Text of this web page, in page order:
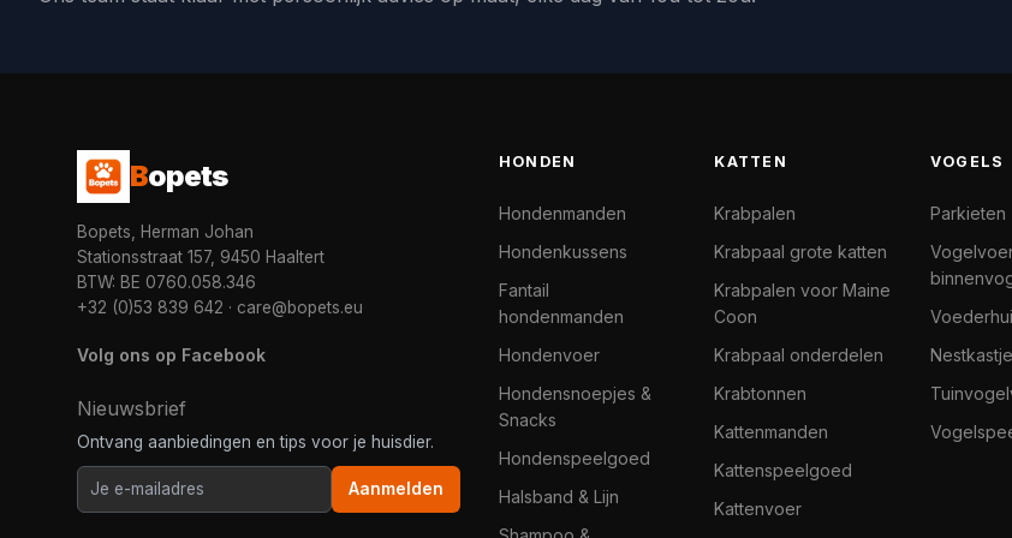
Bopets
Bopets, Herman Johan
Stationsstraat 157, 9450 Haaltert
BTW: BE 0760.058.346
+32 (0)53 839 642 · care@bopets.eu
Volg ons op Facebook
Nieuwsbrief
Ontvang aanbiedingen en tips voor je huisdier.
Aanmelden
HONDEN
Hondenmanden
Hondenkussens
Fantail
hondenmanden
Hondenvoer
Hondensnoepjes &
Snacks
Hondenspeelgoed
Halsband & Lijn
KATTEN
Krabpalen
Krabpaal grote katten
Krabpalen voor Maine
Coon
Krabpaal onderdelen
Krabtonnen
Kattenmanden
Kattenspeelgoed
Kattenvoer
VOGELS
Parkieten